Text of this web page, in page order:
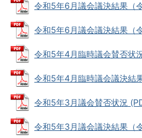
令和5年6月議会議決結果（
令和5年6月議会議決結果（
令和5年4月臨時議会賛否状
令和5年4月臨時議会議決結
令和5年3月議会賛否状況
令和5年3月議会議決結果（